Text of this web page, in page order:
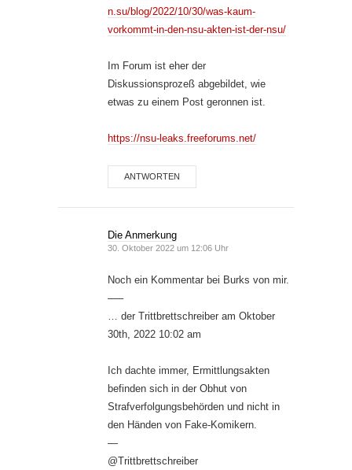
n.su/blog/2022/10/30/was-kaum-
vorkommt-in-den-nsu-akten-ist-der-nsu/
Im Forum ist eher der
Diskussionsprozeß abgebildet, wie
etwas zu einem Post geronnen ist.
https://nsu-leaks.freeforums.net/
ANTWORTEN
Die Anmerkung
30. Oktober 2022 um 12:06 Uhr
Noch ein Kommentar bei Burks von mir.
—–
… der Trittbrettschreiber am Oktober
30th, 2022 10:02 am
Ich dachte immer, Ermittlungsakten
befinden sich in der Obhut von
Strafverfolgungsbehörden und nicht in
den Händen von Fake-Komikern.
—
@Trittbrettschreiber